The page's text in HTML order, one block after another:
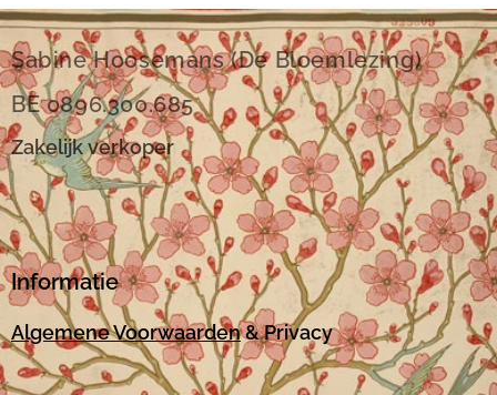
Sabine Hoosemans (De Bloemlezing)
BE 0896.300.685
Zakelijk verkoper
Informatie
Algemene Voorwaarden& Privacy